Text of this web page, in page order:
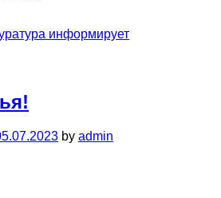
информирует
by admin